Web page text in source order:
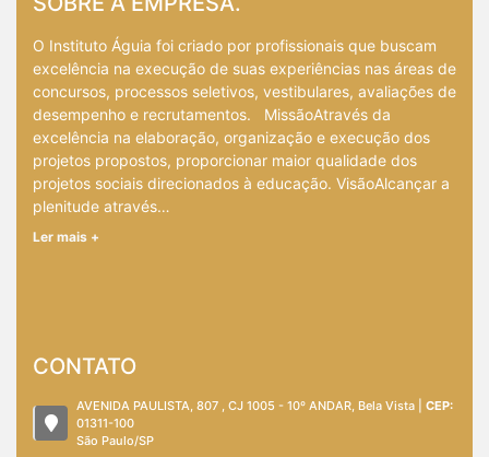
O Instituto Águia foi criado por profissionais que buscam
excelência na execução de suas experiências nas áreas de
concursos, processos seletivos, vestibulares, avaliações de
desempenho e recrutamentos. MissãoAtravés da
excelência na elaboração, organização e execução dos
projetos propostos, proporcionar maior qualidade dos
projetos sociais direcionados à educação. VisãoAlcançar a
plenitude através…
Ler mais +
CONTATO
AVENIDA PAULISTA, 807 , CJ 1005 - 10º ANDAR, Bela Vista | CEP:
01311-100
São Paulo/SP